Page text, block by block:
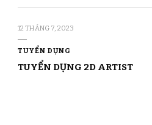
12 THÁNG 7, 2023
TUYỂN DỤNG
TUYỂN DỤNG 2D ARTIST